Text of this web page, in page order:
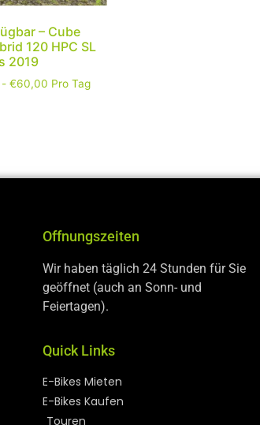
– Cube
120 HPC SL
2019
-€60,00 Pro Tag
Offnungszeiten
Wir haben täglich 24 Stunden für Sie
geöffnet (auch an Sonn- und
Feiertagen).
Quick Links
E-Bikes Mieten
E-Bikes Kaufen
Touren